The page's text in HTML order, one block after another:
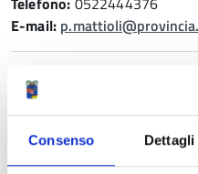
Consenso Dettagli
E-mail:
ROBERTO BEDOGNI
Telefono:
E-mail: